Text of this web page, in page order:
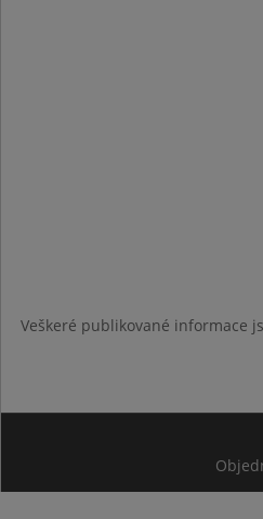
Veškeré publikované informace